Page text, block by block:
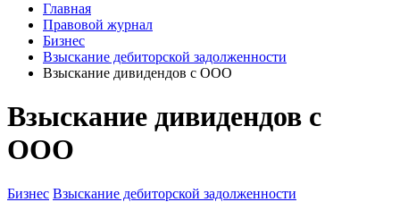
Главная
Правовой журнал
Бизнес
Взыскание дебиторской задолженности
Взыскание дивидендов с ООО
Взыскание дивидендов с
ООО
Бизнес Взыскание дебиторской задолженности